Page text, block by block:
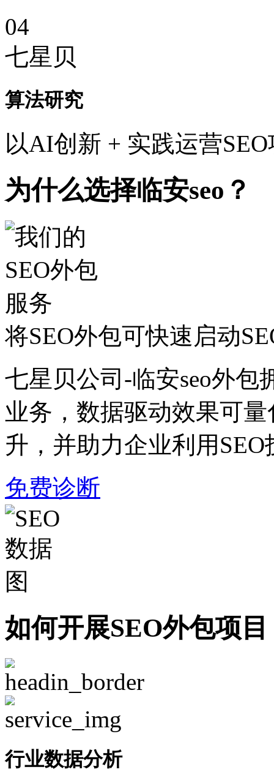
04
七星贝
算法研究
以AI创新 + 实践运营
为什么选择临安seo？
将SEO外包可快速启动
七星贝公司-临安seo外包
业务，数据驱动效果可
升，并助力企业利用
免费诊断
如何开展SEO外包项目
行业数据分析